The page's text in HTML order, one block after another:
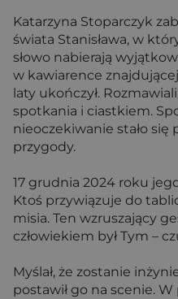
Katarzyna Stoparczyk
świata Stanisława, w
słowo nabierają
w kawiarence
laty ukończył.
spotkania i ciastkiem.
nieoczekiwanie stało się
przygody.
17 grudnia 2024 roku
Ktoś przywiązuje do
misia. Ten wzruszający
człowiekiem był Tym –
Myślał, że zostanie
postawił go na scenie.